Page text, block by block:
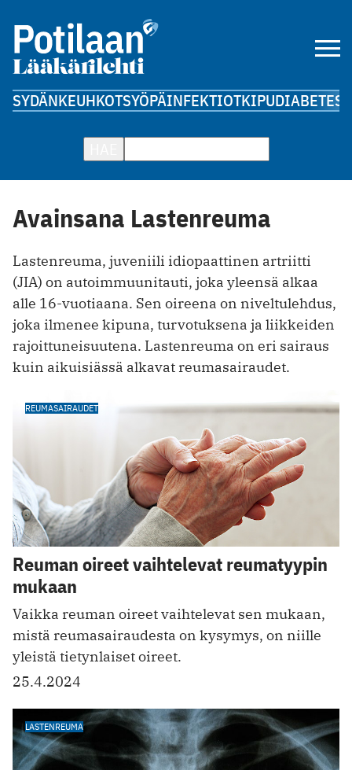
SYDÄNKEUHKOTSYÖPÄINFEKTIOTKIPUDIABETES
Avainsana Lastenreuma
Lastenreuma, juveniili idiopaattinen artriitti
(JIA) on autoimmuunitauti, joka yleensä alkaa
alle 16-vuotiaana. Sen oireena on niveltulehdus,
joka ilmenee kipuna, turvotuksena ja liikkeiden
rajoittuneisuutena. Lastenreuma on eri sairaus
kuin aikuisiässä alkavat reumasairaudet.
REUMASAIRAUDET
Reuman oireet vaihtelevat reumatyypin
mukaan
Vaikka reuman oireet vaihtelevat sen mukaan,
mistä reumasairaudesta on kysymys, on niille
yleistä tietynlaiset oireet.
25.4.2024
LASTENREUMA